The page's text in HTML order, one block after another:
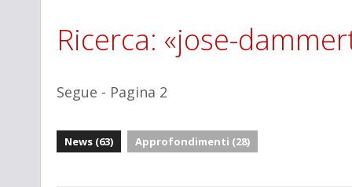
STAR TREK: STRANGE NEW WORLDS
Ricerca: «jose-
Segue - Pagina 2
News (63) Approfondimenti (28)